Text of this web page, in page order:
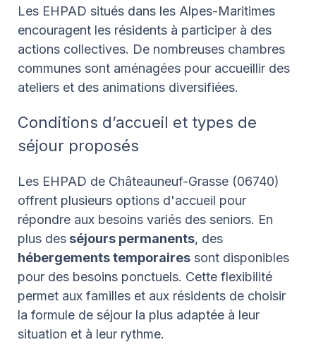
Les EHPAD situés dans les Alpes-Maritimes
encouragent les résidents à participer à des
actions collectives. De nombreuses chambres
communes sont aménagées pour accueillir des
ateliers et des animations diversifiées.
Conditions d’accueil et types de
séjour proposés
Les EHPAD de Châteauneuf-Grasse (06740)
offrent plusieurs options d'accueil pour
répondre aux besoins variés des seniors. En
plus des séjours permanents, des
hébergements temporaires sont disponibles
pour des besoins ponctuels. Cette flexibilité
permet aux familles et aux résidents de choisir
la formule de séjour la plus adaptée à leur
situation et à leur rythme.